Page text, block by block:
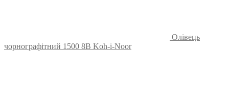
Олівець
чорнографітний 1500 8B Koh-i-Noor